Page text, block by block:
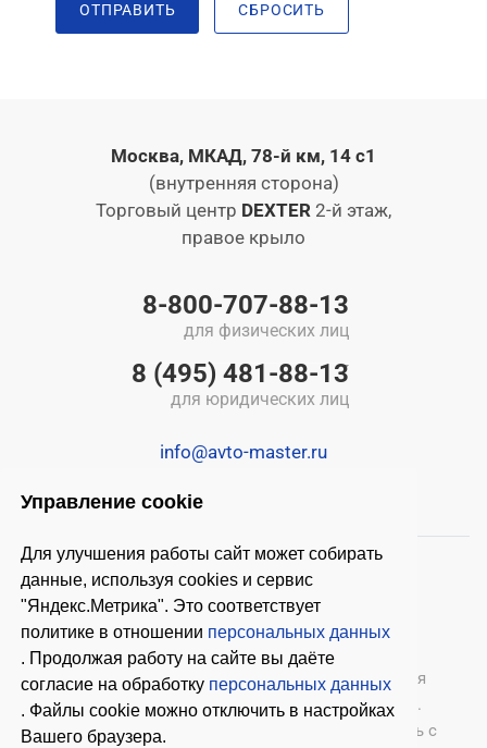
Управление cookie
Для улучшения работы сайт может собирать
данные, используя cookies и сервис
"Яндекс.Метрика". Это соответствует
политике в отношении персональных данных
. Продолжая работу на сайте вы даёте
согласие на обработку персональных данных
. Файлы cookie можно отключить в настройках
Вашего браузера.
ОТПРАВИТЬ СБРОСИТЬ
Москва, МКАД, 78-й км, 14 с1
(внутренняя сторона)
Торговый центр DEXTER 2-й этаж,
правое крыло
8-800-707-88-13
для физических лиц
8 (495) 481-88-13
для юридических лиц
info@avto-master.ru
© 2026 ООО «Автомастер»— оборудование для
автосервиса, шиномонтажное оборудование.
Оставляя заявки на нашем сайте, ознакомьтесь с